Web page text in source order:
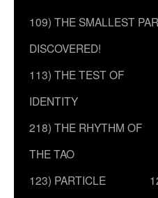
109) THE SMALLEST
DISCOVERED!
113) THE TEST OF
IDENTITY
218) THE RHYTHM OF
THE TAO
123) PARTICLE